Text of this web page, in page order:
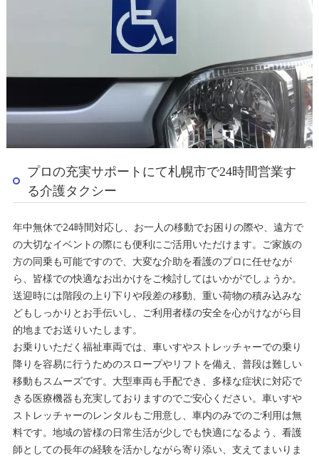
プロの充実サポートにて札幌市で24時間営業す
る介護タクシー
年中無休で24時間対応し、お一人の移動でお困りの際や、遠方で
の大切なイベントの際にも便利にご活用いただけます。ご家族の
方の同乗も可能ですので、大変な介助を看護のプロに任せなが
ら、皆様での快適なお出かけをご検討してはいかがでしょうか。
送迎時には階段の上り下りや段差の移動、重い荷物の積み込みな
どもしっかりとお手伝いし、ご利用者様の安全を心がけながら目
的地までお送りいたします。
お乗りいただく福祉車両では、車いすやストレッチャーでの乗り
降りを容易に行うためのスロープやリフトを備え、普段は難しい
移動もスムーズです。大型車両も手配でき、多様な症状に対応で
きる医療機器も充実しておりますのでご安心ください。車いすや
ストレッチャーのレンタルもご用意し、車内のみでのご利用は無
料です。地域の皆様の日常生活が少しでも快適になるよう、看護
師としての長年の経験を活かしながら寄り添い、支えてまいりま